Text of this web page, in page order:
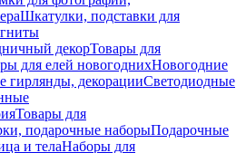
Шкатулки, подставки для
декорТовары для
для елей новогоднихНовогодние
гирлянды, декорацииСветодиодные
Товары для
подарочные наборыПодарочные
и телаНаборы для